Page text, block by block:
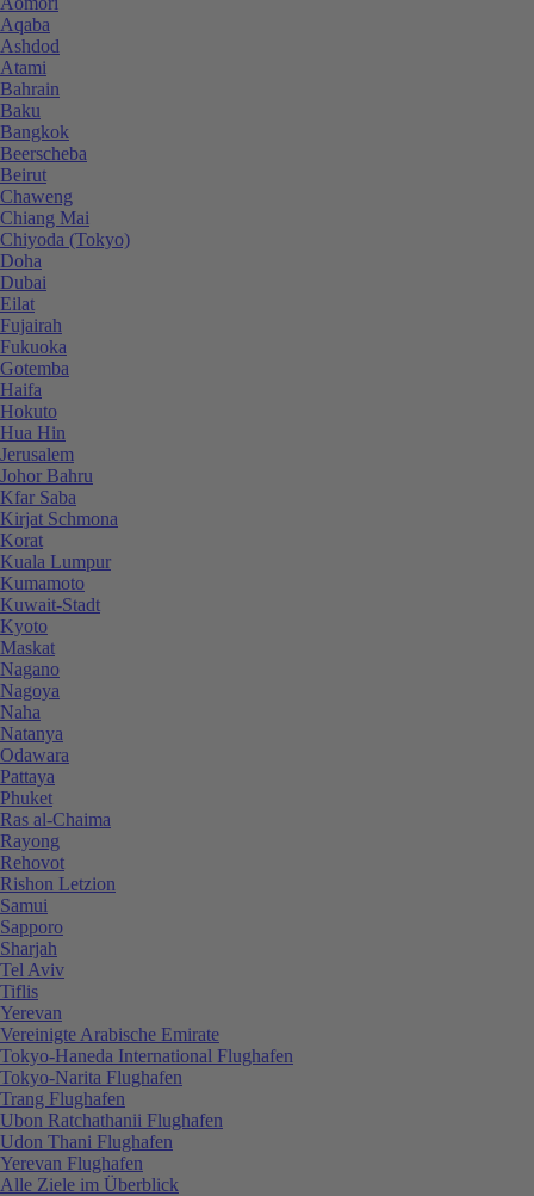
Aqaba
Ashdod
Atami
Bahrain
Baku
Bangkok
Beerscheba
Beirut
Chaweng
Chiang Mai
Chiyoda (Tokyo)
Doha
Dubai
Eilat
Fujairah
Fukuoka
Gotemba
Haifa
Hokuto
Hua Hin
Jerusalem
Johor Bahru
Kfar Saba
Kirjat Schmona
Korat
Kuala Lumpur
Kumamoto
Kuwait-Stadt
Kyoto
Maskat
Nagano
Nagoya
Naha
Natanya
Odawara
Pattaya
Phuket
Ras al-Chaima
Rayong
Rehovot
Rishon Letzion
Samui
Sapporo
Sharjah
Tel Aviv
Tiflis
Yerevan
Vereinigte Arabische Emirate
Tokyo-Haneda International Flughafen
Tokyo-Narita Flughafen
Trang Flughafen
Ubon Ratchathanii Flughafen
Udon Thani Flughafen
Yerevan Flughafen
Alle Ziele im Überblick